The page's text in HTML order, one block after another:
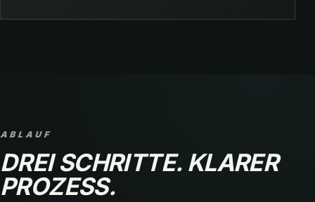
ABLAUF
DREI SCHRITTE. KLARER
PROZESS.